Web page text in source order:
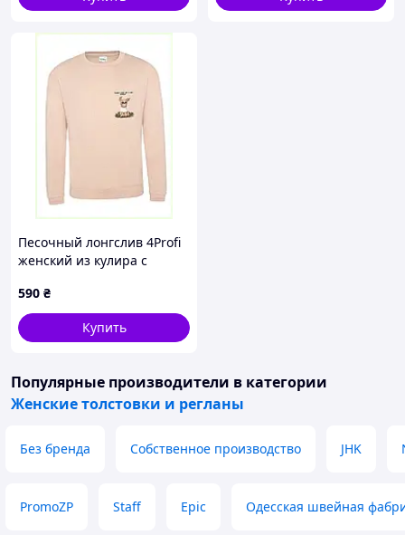
Песочный лонгслив 4Profi
женский из кулира с
590 ₴
Купить
Популярные производители в категории
Женские толстовки и регланы
Без бренда Собственное производство JHK
PromoZP Staff Epic Одесская швейная